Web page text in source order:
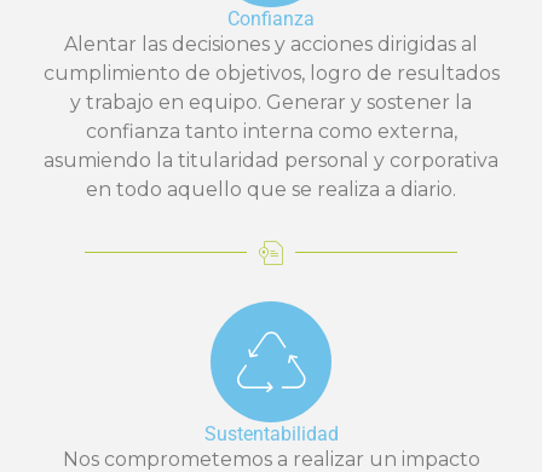
Confianza
Alentar las decisiones y acciones dirigidas al
cumplimiento de objetivos, logro de resultados
y trabajo en equipo. Generar y sostener la
confianza tanto interna como externa,
asumiendo la titularidad personal y corporativa
en todo aquello que se realiza a diario.
Sustentabilidad
Nos comprometemos a realizar un impacto